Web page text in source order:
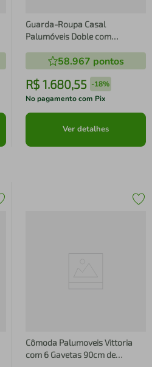
Guarda-Roupa Casal
Palumóveis Doble com
Gavetas - 240cm de Largura
58.967 pontos
R$ 1.680,55 -18%
No pagamento com Pix
Ver detalhes
Cômoda Palumoveis Vittoria
com 6 Gavetas 90cm de